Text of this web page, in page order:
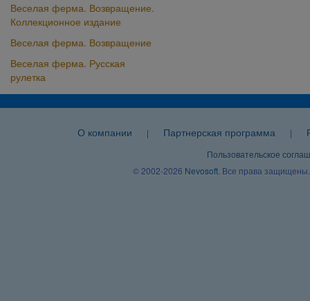
Веселая ферма. Возвращение.
Коллекционное издание
Веселая ферма. Возвращение
Веселая ферма. Русская
рулетка
О компании | Партнерская программа |
Пользовательское
© 2002-2026 Nevosoft . Все права защищены